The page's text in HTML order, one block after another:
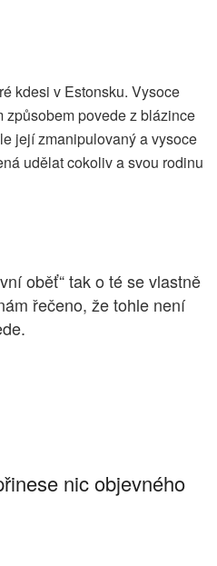
kdesi v Estonsku. Vysoce
způsobem povede z blázince
její zmanipulovaný a vysoce
udělat cokoliv a svou rodinu
oběť“ tak o té se vlastně
řečeno, že tohle není
nic objevného